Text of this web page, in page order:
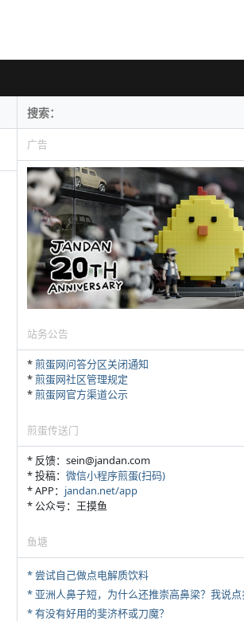
广告
站务公告
*煎蛋网问答分区关闭通知
*煎蛋网社区管理规定
*煎蛋网官方渠道公示
煎蛋传送门
* 反馈：sein@jandan.com
* 投稿： 微信小程序煎蛋(扫码)
* APP： jandan.net/app
* 公众号：王摸鱼
鱼塘
* 尝试自己做点电解质饮料
* 亚洲人鼻子短，为什么还推崇高鼻梁？我说点
* 有没有好用的斐济杯或刀魔？